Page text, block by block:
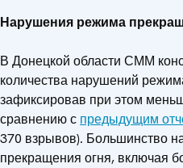
Нарушения режима
В Донецкой области СММ
количества нарушений
зафиксировав при этом
сравнению с предыдущим
370 взрывов). Большинство
прекращения огня, включая